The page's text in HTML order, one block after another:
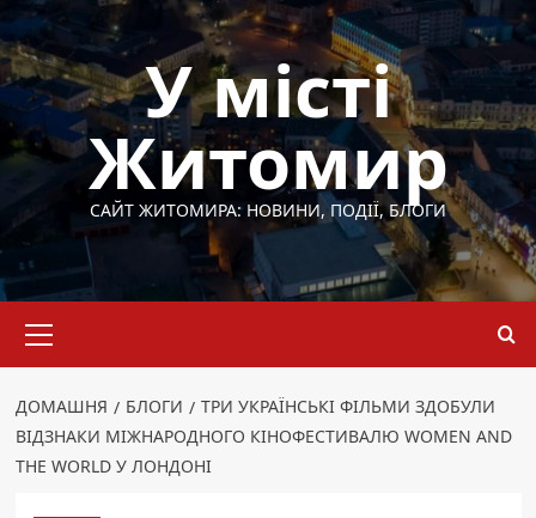
Перейти
до
вмісту
У місті
Житомир
САЙТ ЖИТОМИРА: НОВИНИ, ПОДІЇ, БЛОГИ
меню
ДОМАШНЯ БЛОГИ
ТРИ УКРАЇНСЬКІ ФІЛЬМИ ЗДОБУЛИ
ВІДЗНАКИ МІЖНАРОДНОГО КІНОФЕСТИВАЛЮ WOMEN AND
THE WORLD У ЛОНДОНІ